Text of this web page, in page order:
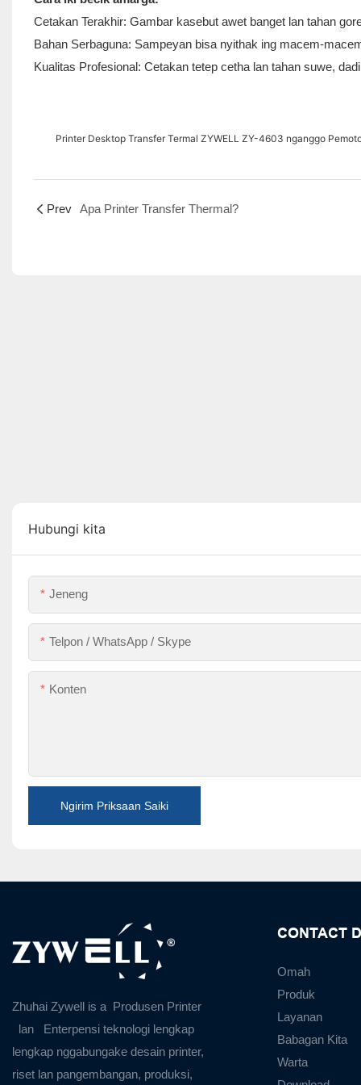
Cetakan Terakhir: Gambar kasebut awet banget lan tahan
Bahan Serbaguna: Sampeyan bisa nyithak ing macem-
Kualitas Profesional: Cetakan tetep cetha lan tahan suwe,
Printer Desktop Transfer Termal ZYWELL ZY-4603 nganggo
Prev Apa Printer Transfer Thermal?
Hubungi kita
Jeneng
Telpon / WhatsApp / Skype
Konten
Ngirim Priksaan Saiki
Zhuhai Zywell is a Produsen Printer
lan
Enterpensi teknologi lengkap
lengkap nggabungake desain printer,
riset lan pangembangan, produksi,
CONTACT
Omah
Produk
Layanan
Babagan Kita
Warta